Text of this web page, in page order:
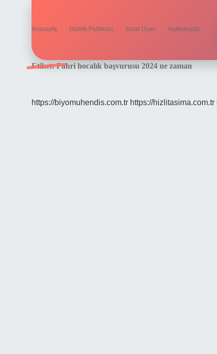
Anasayfa Gizlilik Politikası Yasal Uyarı Hakkımızda
Etiket:Fahri hocalık başvurusu 2024 ne zaman
https://biyomuhendis.com.tr https://hizlitasima.com.tr